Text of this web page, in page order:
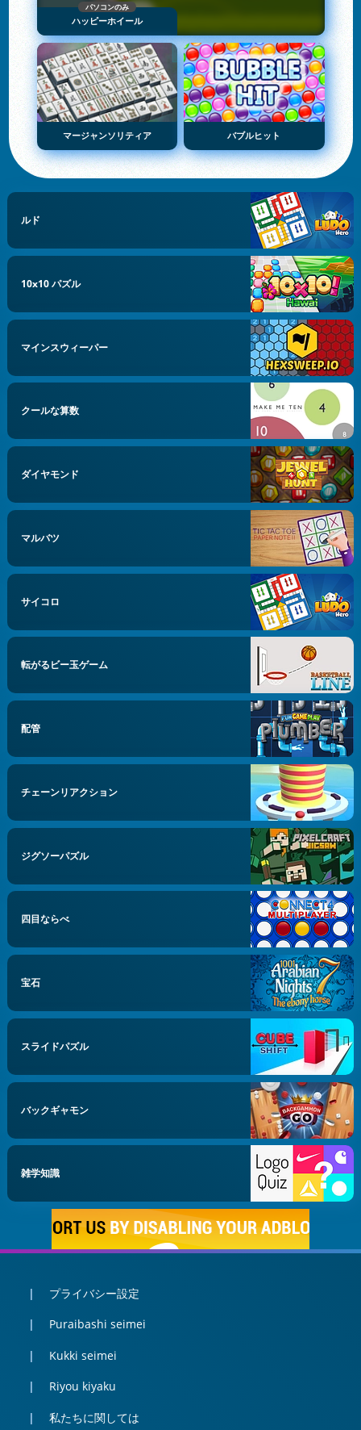
パソコンのみ
ハッピーホイール
マージャンソリティア バブルヒット
ルド
10x10 パズル
マインスウィーパー
クールな算数
ダイヤモンド
マルバツ
サイコロ
転がるビー玉ゲーム
配管
チェーンリアクション
ジグソーパズル
四目ならべ
宝石
スライドパズル
バックギャモン
雑学知識
プライバシー設定
Puraibashi seimei
Kukki seimei
Riyou kiyaku
私たちに関しては